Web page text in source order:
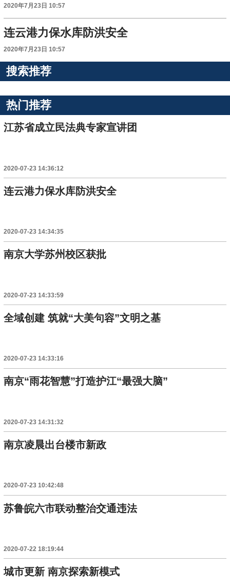
2020年7月23日 10:57
连云港力保水库防洪安全
2020年7月23日 10:57
搜索推荐
热门推荐
江苏省成立民法典专家宣讲团
2020-07-23 14:36:12
连云港力保水库防洪安全
2020-07-23 14:34:35
南京大学苏州校区获批
2020-07-23 14:33:59
全域创建 筑就“大美句容”文明之基
2020-07-23 14:33:16
南京“雨花智慧”打造护江“最强大脑”
2020-07-23 14:31:32
南京凌晨出台楼市新政
2020-07-23 10:42:48
苏鲁皖六市联动整治交通违法
2020-07-22 18:19:44
城市更新 南京探索新模式